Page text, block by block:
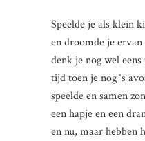
Speelde je als klein
en droomde je
denk je nog wel
tijd toen je nog ‘s
speelde en samen
een hapje en een
en nu, maar hebben